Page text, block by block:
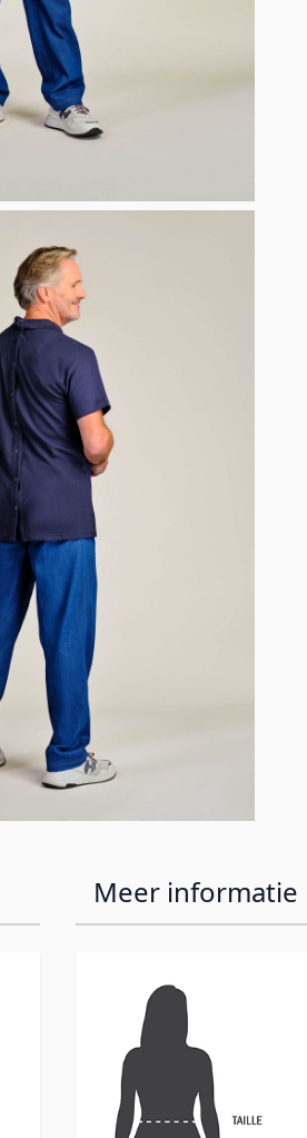
Meer informatie